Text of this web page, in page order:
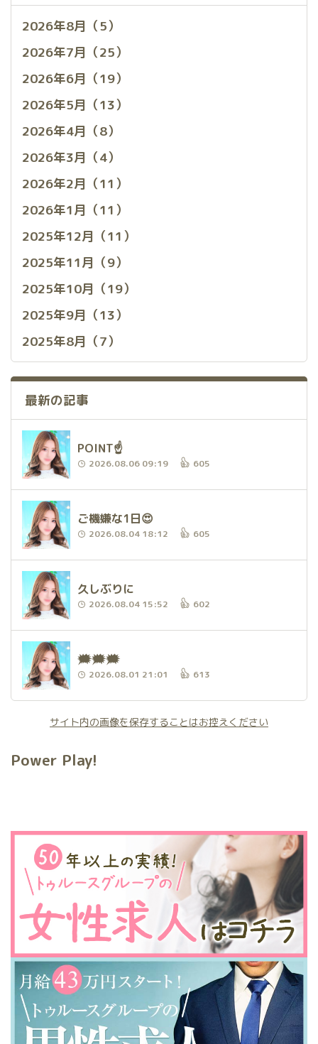
2026年8月（5）
2026年7月（25）
2026年6月（19）
2026年5月（13）
2026年4月（8）
2026年3月（4）
2026年2月（11）
2026年1月（11）
2025年12月（11）
2025年11月（9）
2025年10月（19）
2025年9月（13）
2025年8月（7）
最新の記事
POINT☝️
2026.08.06 09:19 605
ご機嫌な1日😍
2026.08.04 18:12 605
久しぶりに
2026.08.04 15:52 602
🗯️🗯️🗯️
2026.08.01 21:01 613
サイト内の画像を保存することはお控えください
Power Play!